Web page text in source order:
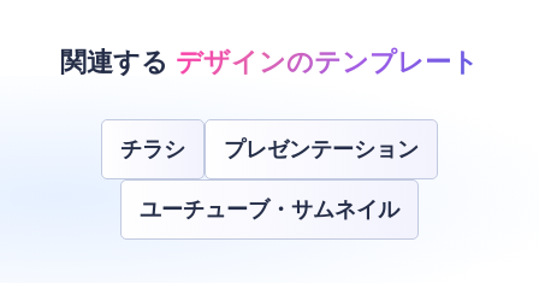
フォントを使用して、視聴者を引き付けましょう。
関連する デザインのテンプレート
チラシ プレゼンテーション
ユーチューブ・サムネイル